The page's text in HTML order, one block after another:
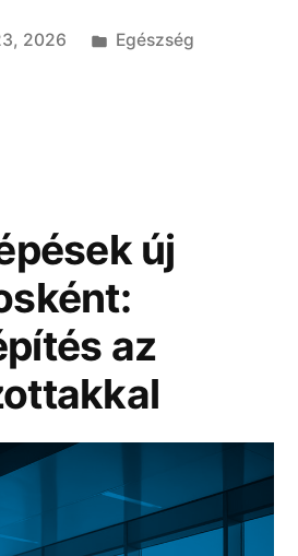
2026 Kategória:
Egészség
új
az